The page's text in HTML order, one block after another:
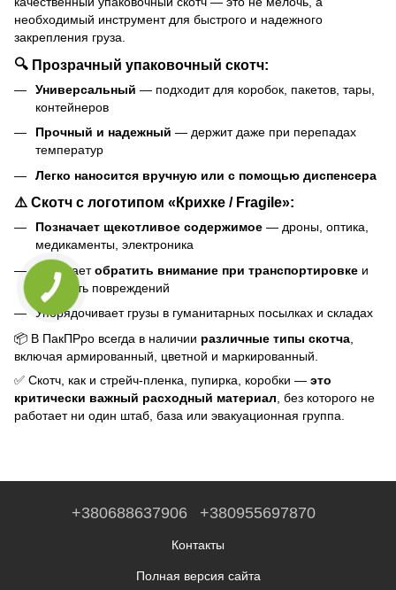
необходимый инструмент для быстрого и надежного
закрепления груза.
🔍 Прозрачный упаковочный скотч:
Универсальный — подходит для коробок, пакетов, тары,
контейнеров
Прочный и надежный — держит даже при перепадах
температур
Легко наносится вручную или с помощью диспенсера
⚠️ Скотч с логотипом «Крихке / Fragile»:
Позначает щекотливое содержимое — дроны, оптика,
медикаменты, электроника
Помогаетобратить внимание при транспортировке и
избежать повреждений
Упорядочивает грузы в гуманитарных посылках и складах
📦 В ПакПРро всегда в наличии различные типы скотча
включая армированный, цветной и маркированный.
✅ Скотч, как и стрейч-пленка, пупирка, коробки — это
критически важный расходный материал , без которого не
работает ни один штаб, база или эвакуационная группа.
+380688637906 +380955697870
Контакты
Полная версия сайта